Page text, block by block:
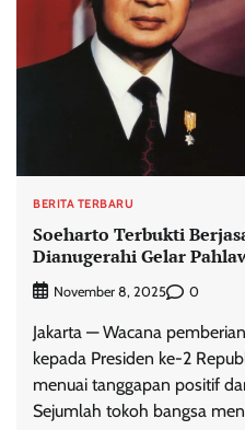
BERITA TERBARU
Soeharto Terbukti
Dianugerahi Gelar
November 8, 2025 0
Jakarta — Wacana
kepada Presiden ke-2
menuai tanggapan positif
Sejumlah tokoh bangsa